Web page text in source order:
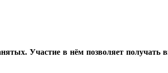
Участие в нём позволяет